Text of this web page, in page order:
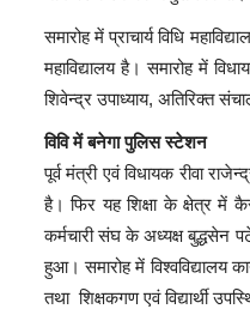
समारोह में प्राचार्य विधि
महाविद्यालय है। समारोह में
शिवेन्द्र उपाध्याय, अतिरिक्त
विवि में बनेगा पुलिस स्टेशन
पूर्व मंत्री एवं विधायक रीवा
है। फिर यह शिक्षा के क्षेत्र में
कर्मचारी संघ के अध्यक्ष बुद्धसेन
हुआ। समारोह में विश्वविद्यालय
तथा शिक्षकगण एवं विद्यार्थी